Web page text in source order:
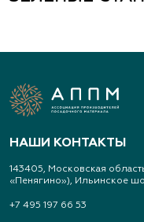
НАШИ КОНТАКТЫ
143405, Московская
«Пенягино»), Ильинское
+7 495 197 66 53